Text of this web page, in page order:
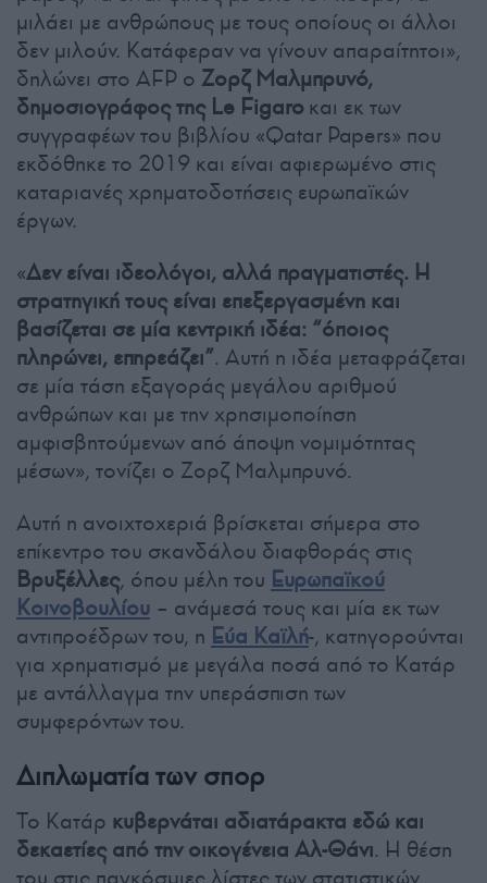
μιλάει με ανθρώπους με τους οποίους οι άλλοι
δεν μιλούν. Κατάφεραν να γίνουν απαραίτητοι»,
δηλώνει στο AFP ο Ζορζ Μαλμπρυνό,
δημοσιογράφος της Le Figaro και εκ των
συγγραφέων του βιβλίου «Qatar Papers» που
εκδόθηκε το 2019 και είναι αφιερωμένο στις
καταριανές χρηματοδοτήσεις ευρωπαϊκών
έργων.
«Δεν είναι ιδεολόγοι, αλλά πραγματιστές. Η
στρατηγική τους είναι επεξεργασμένη και
βασίζεται σε μία κεντρική ιδέα: “όποιος
πληρώνει, επηρεάζει”. Αυτή η ιδέα μεταφράζεται
σε μία τάση εξαγοράς μεγάλου αριθμού
ανθρώπων και με την χρησιμοποίηση
αμφισβητούμενων από άποψη νομιμότητας
μέσων», τονίζει ο Ζορζ Μαλμπρυνό.
Αυτή η ανοιχτοχεριά βρίσκεται σήμερα στο
επίκεντρο του σκανδάλου διαφθοράς στις
Βρυξέλλες, όπου μέλη του Ευρωπαϊκού
Κοινοβουλίου – ανάμεσά τους και μία εκ των
αντιπροέδρων του, η Εύα Καϊλή-, κατηγορούνται
για χρηματισμό με μεγάλα ποσά από το Κατάρ
με αντάλλαγμα την υπεράσπιση των
συμφερόντων του.
Διπλωματία των σπορ
Το Κατάρ κυβερνάται αδιατάρακτα εδώ και
δεκαετίες από την οικογένεια Αλ-Θάνι. Η θέση
του στις παγκόσμιες λίστες των στατιστικών